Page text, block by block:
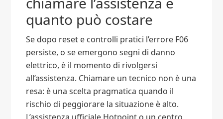
quanto può costare
Se dopo reset e controlli pratici l’errore F06
persiste, o se emergono segni di danno
elettrico, è il momento di rivolgersi
all’assistenza. Chiamare un tecnico non è una
resa: è una scelta pragmatica quando il
rischio di peggiorare la situazione è alto.